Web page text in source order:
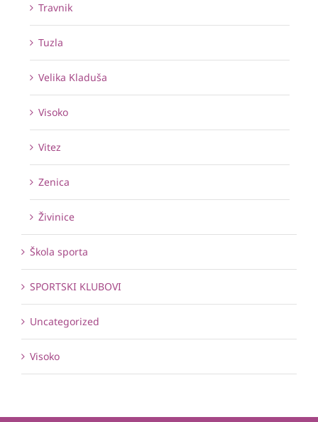
Travnik
Tuzla
Velika Kladuša
Visoko
Vitez
Zenica
Živinice
Škola sporta
SPORTSKI KLUBOVI
Uncategorized
Visoko